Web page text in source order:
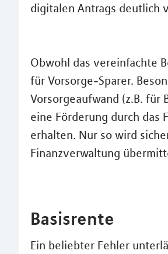
digitalen Antrags deutlich
Obwohl das vereinfachte
für Vorsorge-Sparer.
Vorsorgeaufwand (z.B. für
eine Förderung durch das
erhalten. Nur so wird
Finanzverwaltung
Basisrente
Ein beliebter Fehler